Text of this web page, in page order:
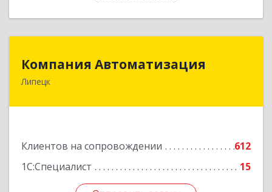
Компания Автоматизация
Липецк
Клиентов на сопровождении
612
1С:Специалист
15
398001, Липецкая обл, Липецк г, Победы пл,